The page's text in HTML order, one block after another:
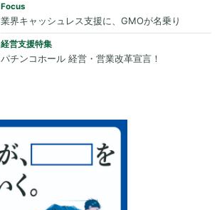
Focus
業界キャッシュレス支援に、GMOが名乗り
経営支援特集
パチンコホール 経営・営業改革宣言！